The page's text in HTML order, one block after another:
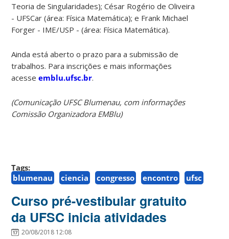
Teoria de Singularidades); César Rogério de Oliveira
- UFSCar (área: Física Matemática); e Frank Michael
Forger - IME/USP - (área: Física Matemática).
Ainda está aberto o prazo para a submissão de
trabalhos. Para inscrições e mais informações
acesseemblu.ufsc.br.
(Comunicação UFSC Blumenau, com informações
Comissão Organizadora EMBlu)
Tags:
blumenau
ciencia congresso encontro ufsc
Curso pré-vestibular gratuito
da UFSC inicia atividades
20/08/2018 12:08